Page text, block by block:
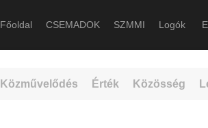
Főoldal CSEMADOK SZMMI Logók
Közművelődés Érték Közösség